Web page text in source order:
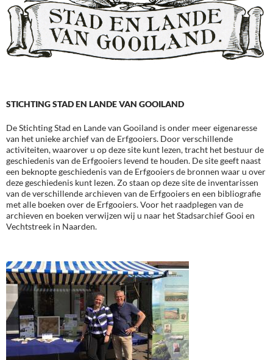
STICHTING STAD EN LANDE VAN GOOILAND
De Stichting Stad en Lande van Gooiland is onder meer eigenaresse
van het unieke archief van de Erfgooiers. Door verschillende
activiteiten, waarover u op deze site kunt lezen, tracht het bestuur de
geschiedenis van de Erfgooiers levend te houden. De site geeft naast
een beknopte geschiedenis van de Erfgooiers de bronnen waar u over
deze geschiedenis kunt lezen. Zo staan op deze site de inventarissen
van de verschillende archieven van de Erfgooiers en een bibliografie
met alle boeken over de Erfgooiers. Voor het raadplegen van de
archieven en boeken verwijzen wij u naar het Stadsarchief Gooi en
Vechtstreek in Naarden.